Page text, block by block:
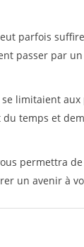
parfois
passer par
limitaient
temps et
permettra
un avenir à